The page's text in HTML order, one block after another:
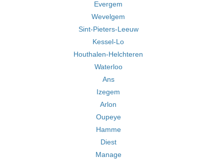
Evergem
Wevelgem
Sint-Pieters-Leeuw
Kessel-Lo
Houthalen-Helchteren
Waterloo
Ans
Izegem
Arlon
Oupeye
Hamme
Diest
Manage